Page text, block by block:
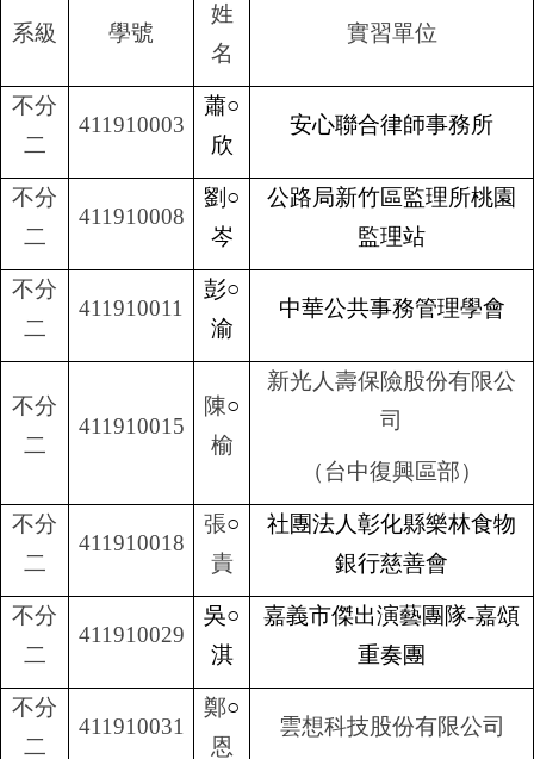
系級 學號
姓
名
實習單位
不分
二
411910003
蕭○
欣
安心聯合律師事務所
不分
二
411910008
劉 ○
岑
公路局新竹區監理所桃園
監理站
不分
二
411910011
彭○
渝
中華公共事務管理學會
不分
二
411910015
陳○
榆
新光人壽保險股份有限公
司
（台中復興區部）
不分
二
411910018
張○
責
社團法人彰化縣樂林食物
銀行慈善會
不分
二
411910029
吳○
淇
嘉義市傑出演藝團隊-嘉頌
重奏團
不分
二
411910031
鄭○
恩
雲想科技股份有限公司